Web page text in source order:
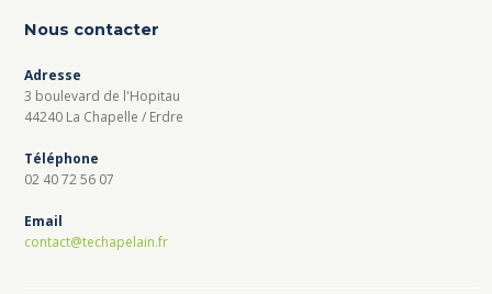
Nous contacter
Adresse
3 boulevard de l'Hopitau
44240 La Chapelle / Erdre
Téléphone
02 40 72 56 07
Email
contact@techapelain.fr